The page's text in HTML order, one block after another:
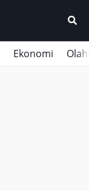
Ekonomi